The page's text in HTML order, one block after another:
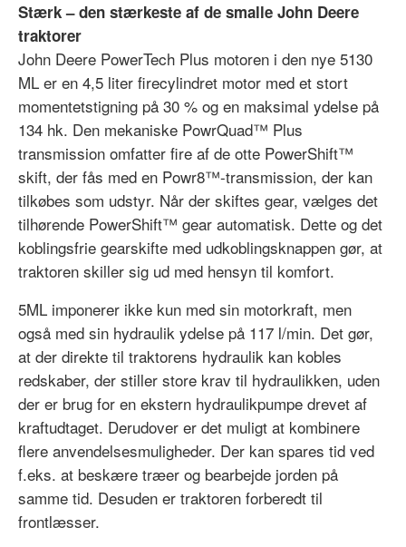
Stærk – den stærkeste af de smalle John Deere
traktorer
John Deere PowerTech Plus motoren i den nye 5130
ML er en 4,5 liter firecylindret motor med et stort
momentetstigning på 30 % og en maksimal ydelse på
134 hk. Den mekaniske PowrQuad™ Plus
transmission omfatter fire af de otte PowerShift™
skift, der fås med en ​Powr8™-transmission, der kan
tilkøbes som udstyr. Når der skiftes gear, vælges det
tilhørende PowerShift™ gear automatisk. Dette og det
koblingsfrie gearskifte med udkoblingsknappen gør, at
traktoren skiller sig ud med hensyn til komfort.
5ML imponerer ikke kun med sin motorkraft, men
også med sin hydraulik ydelse på 117 l/min. Det gør,
at der direkte til traktorens hydraulik kan kobles
redskaber, der stiller store krav til hydraulikken, uden
der er brug for en ekstern hydraulikpumpe drevet af
kraftudtaget. Derudover er det muligt at kombinere
flere anvendelsesmuligheder. Der kan spares tid ved
f.eks. at beskære træer og bearbejde jorden på
samme tid. Desuden er traktoren forberedt til
frontlæsser.